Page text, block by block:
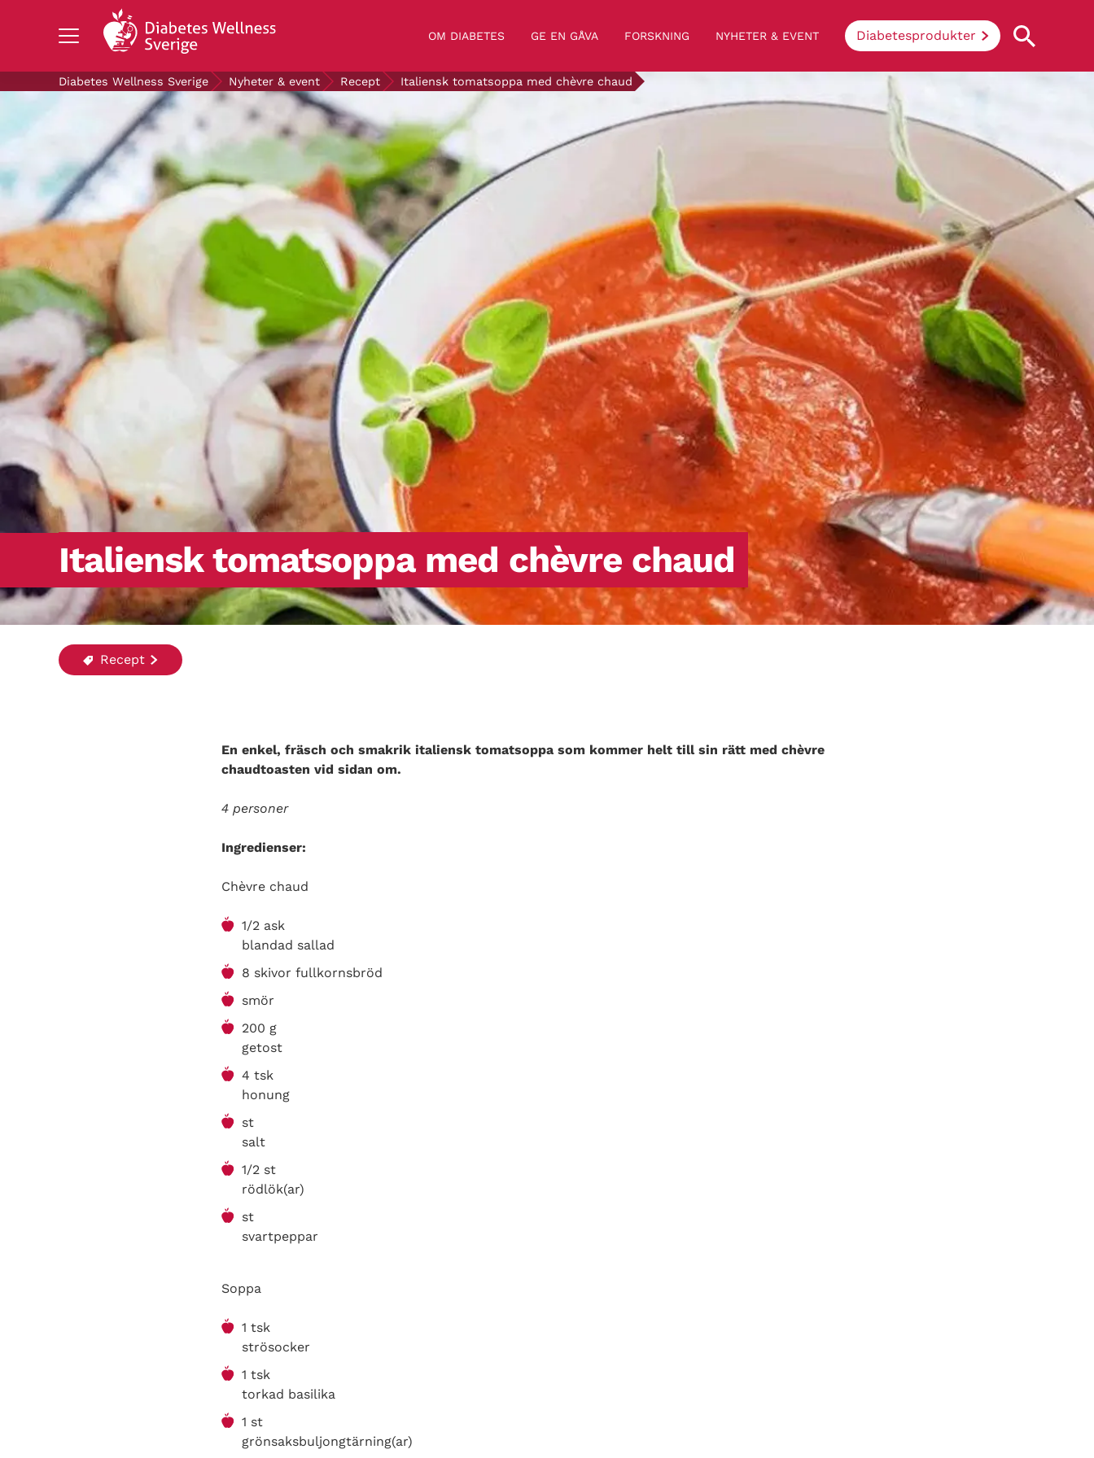
OM DIABETES GE EN GÅVA FORSKNING NYHETER & EVENT Diabetesprodukter
OM DIABETES
STÖD OSS
FORSKNING
NYHETER & EVENT
OM OSS
GRATIS DIABETESPRODUKTER
Blodsockerkollen
Vad innebär diabetes?
Enkelt uttryckt hindrar sjukdomen
kroppen ifrån att konvertera socker och
stärkelse från mat till energi. Vid
diabetes klarar inte kroppen av att
producera insulin eller det insulin som
produceras fungerar inte (så kallad
insulinresistens).
Search Diabetes Wellness Sverige
Diabetes Wellness Sverige Nyheter & event Recept Italiensk tomatsoppa med chèvre chaud
Italiensk tomatsoppa med chèvre chaud
Recept
En enkel, fräsch och smakrik italiensk tomatsoppa som kommer helt till sin rätt med chèvre
chaudtoasten vid sidan om.
4 personer
Ingredienser:
Chèvre chaud
1/2 ask
blandad sallad
8 skivor fullkornsbröd
smör
200 g
getost
4 tsk
honung
st
salt
1/2 st
rödlök(ar)
st
svartpeppar
Soppa
1 tsk
strösocker
1 tsk
torkad basilika
1 st
grönsaksbuljongtärning(ar)